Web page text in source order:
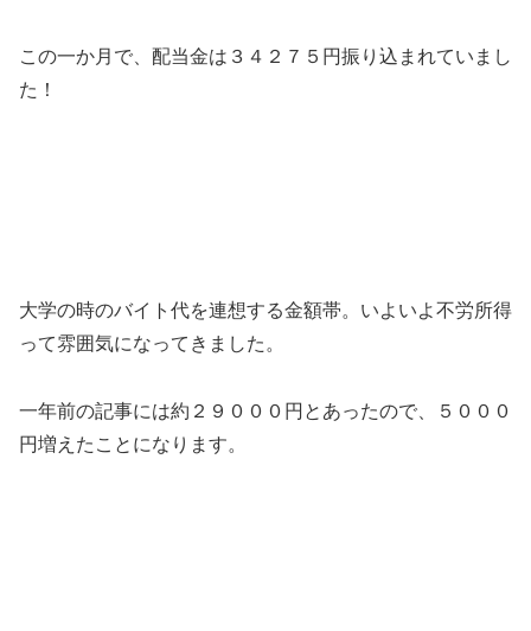
この一か月で、配当金は３４２７５円振り込まれていまし
た！
大学の時のバイト代を連想する金額帯。いよいよ不労所得
って雰囲気になってきました。
一年前の記事には約２９０００円とあったので、５０００
円増えたことになります。